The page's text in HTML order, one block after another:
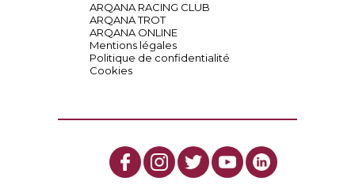
ARQANA RACING CLUB
ARQANA TROT
ARQANA ONLINE
Mentions légales
Politique de confidentialité
Cookies